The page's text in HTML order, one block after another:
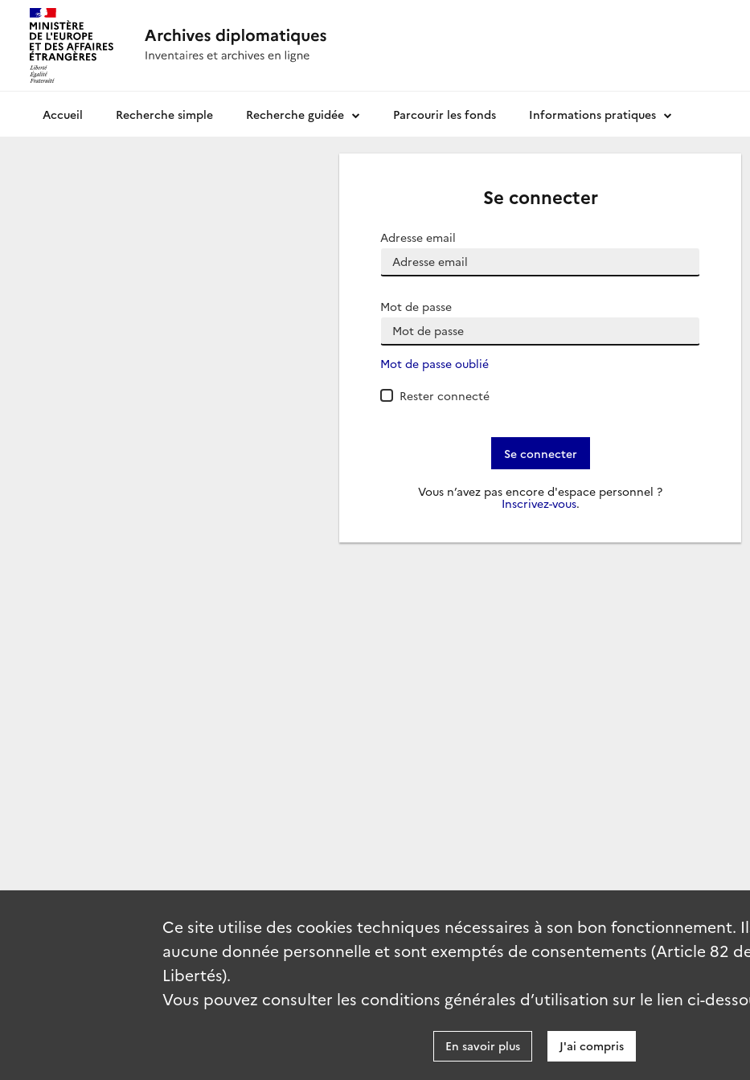
Archives diplomatiquesRecherche simple Recherche guidée Parcourir les fonds Informations pratiques
Se connecter
Adresse email
Mot de passe
Mot de passe oublié
Rester connecté
Se connecter
Vous n’avez pas encore d'espace personnel ?
Inscrivez-vous.
Ce site utilise des cookies techniques nécessaires à son bon fonctionnement.
aucune donnée personnelle et sont exemptés de consentements (Article 82
Libertés).
Vous pouvez consulter les conditions générales d’utilisation sur le lien ci-
En savoir plus J'ai compris